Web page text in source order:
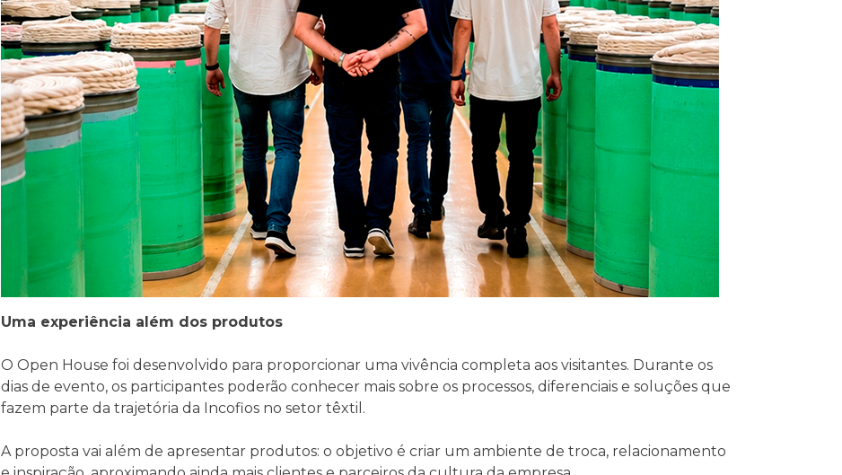
Uma experiência além dos produtos
O Open House foi desenvolvido para proporcionar uma vivência completa aos visitantes. Durante os
dias de evento, os participantes poderão conhecer mais sobre os processos, diferenciais e soluções que
fazem parte da trajetória da Incofios no setor têxtil.
A proposta vai além de apresentar produtos: o objetivo é criar um ambiente de troca, relacionamento